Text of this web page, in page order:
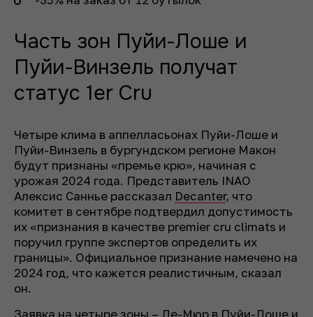
Часть зон Пуйи-Лоше и
Пуйи-Винзель получат
статус 1er Cru
Четыре клима в аппелласьонах Пуйи-Лоше и
Пуйи-Винзель в бургундском регионе Макон
будут признаны «премье крю», начиная с
урожая 2024 года. Представитель INAO
Алексис Саннье рассказал Decanter, что
комитет в сентябре подтвердил допустимость
их «признания в качестве premier cru climats и
поручил группе экспертов определить их
границы». Официальное признание намечено на
2024 год, что кажется реалистичным, сказал
он.
Заявка на четыре зоны – Ле-Мюр в Пуйи-Лоше и